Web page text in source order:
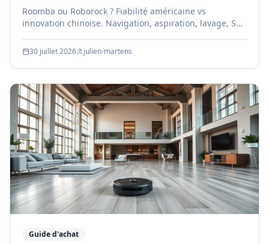
Roomba ou Roborock ? Fiabilité américaine vs
innovation chinoise. Navigation, aspiration, lavage, SAV
30 juillet 2026 julien-martens
Guide d'achat